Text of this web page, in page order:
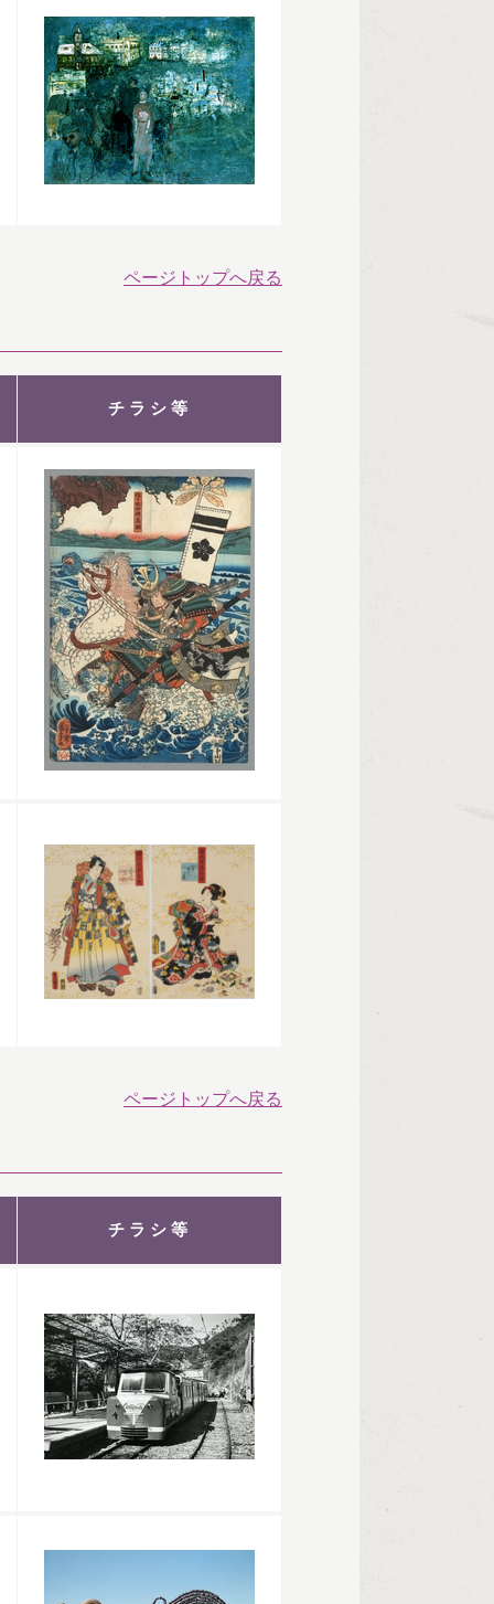
ページトップへ戻る
チラシ等
ページトップへ戻る
チラシ等